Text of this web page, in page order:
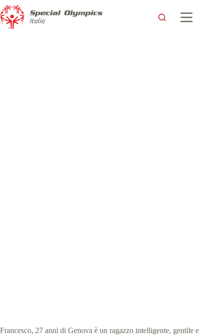
Francesco, 27 anni di Genova è un ragazzo intelligente, gentile e